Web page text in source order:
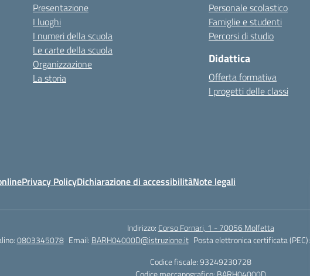
Presentazione
I luoghi
I numeri della scuola
Le carte della scuola
Organizzazione
La storia
Personale scolastico
Famiglie e studenti
Percorsi di studio
Didattica
Offerta formativa
I progetti delle classi
Privacy PolicyDichiarazione di accessibilitàNote legali
Indirizzo: Corso Fornari, 1 - 70056 Molfetta
0803345078 Email: BARH04000D@istruzione.it Posta elettronica certificata (PEC):
Codice fiscale: 93249230728